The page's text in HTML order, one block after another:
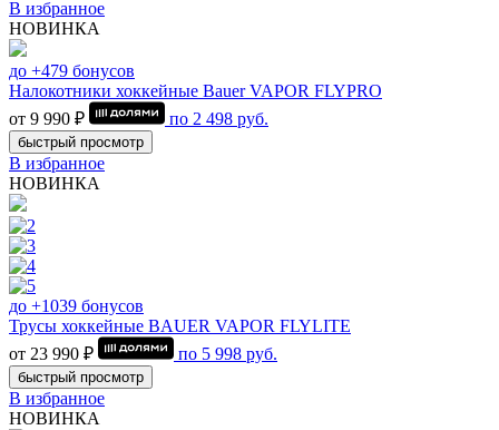
В избранное
НОВИНКА
до +479 бонусов
Налокотники хоккейные Bauer VAPOR FLYPRO
от 9 990 ₽
по 2 498 руб.
быстрый просмотр
В избранное
НОВИНКА
до +1039 бонусов
Трусы хоккейные BAUER VAPOR FLYLITE
от 23 990 ₽
по 5 998 руб.
быстрый просмотр
В избранное
НОВИНКА